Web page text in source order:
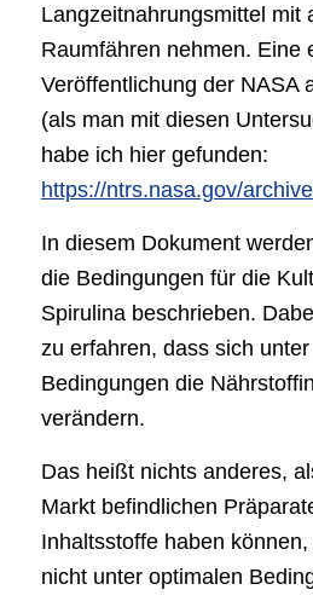
Langzeitnahrungsmittel mit
Raumfähren nehmen. Eine
Veröffentlichung der NASA
(als man mit diesen
habe ich hier gefunden:
https://ntrs.nasa.gov/
In diesem Dokument
die Bedingungen für die
Spirulina beschrieben.
zu erfahren, dass sich
Bedingungen die
verändern.
Das heißt nichts anderes,
Markt befindlichen
Inhaltsstoffe haben
nicht unter optimalen